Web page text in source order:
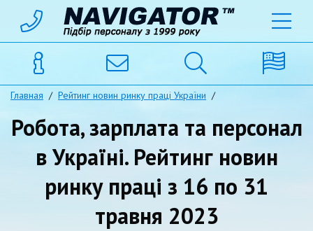
Главная / Рейтинг новин ринку праці України /
Робота, зарплата та персонал
в Україні. Рейтинг новин
ринку праці з 16 по 31
травня 2023